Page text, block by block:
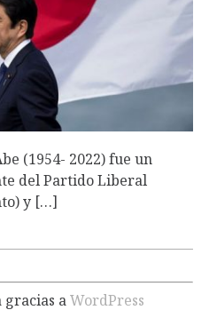
(1954- 2022) fue un
del Partido Liberal
y […]
a WordPress